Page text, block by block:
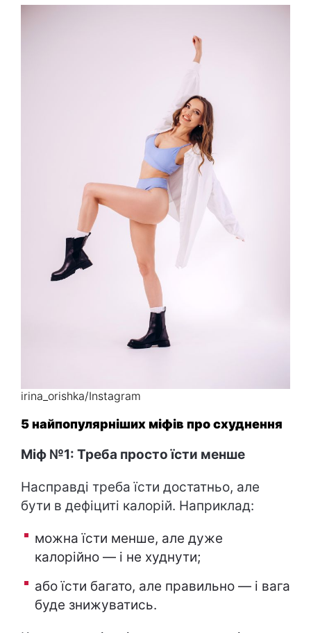
irina_orishka/Instagram
5 найпопулярніших міфів про схуднення
Міф №1: Треба просто їсти менше
Насправді треба їсти достатньо, але
бути в дефіциті калорій. Наприклад:
можна їсти менше, але дуже
калорійно — і не худнути;
або їсти багато, але правильно — і вага
буде знижуватись.